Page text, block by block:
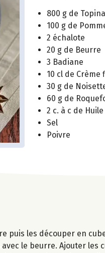
800 g de
100 g de
2 échalote
20 g de Beurre
3 Badiane
10 cl de Crème
30 g de
60 g de
2 c. à c de
Sel
Poivre
puis les découper en
le beurre. Ajouter